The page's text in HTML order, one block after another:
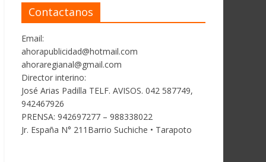
Contactanos
Email:
ahorapublicidad@hotmail.com
ahoraregianal@gmail.com
Director interino:
José Arias Padilla TELF. AVISOS. 042 587749,
942467926
PRENSA: 942697277 – 988338022
Jr. España N° 211Barrio Suchiche • Tarapoto